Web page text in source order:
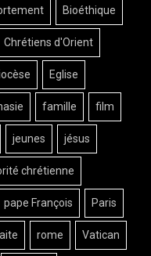
Bioéthique
Chrétiens d'Orient
Eglise
famille film
jeunes jésus
chrétienne
pape François Paris
rome Vatican